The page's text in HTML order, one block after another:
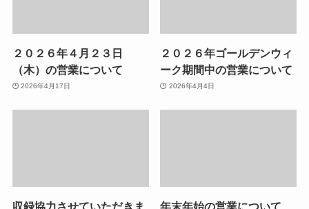
２０２６年４月２３日
（木）の営業について
2026年4月17日
２０２６年ゴールデンウィ
ーク期間中の営業について
2026年4月4日
収録協力させていただきま
年末年始の営業について